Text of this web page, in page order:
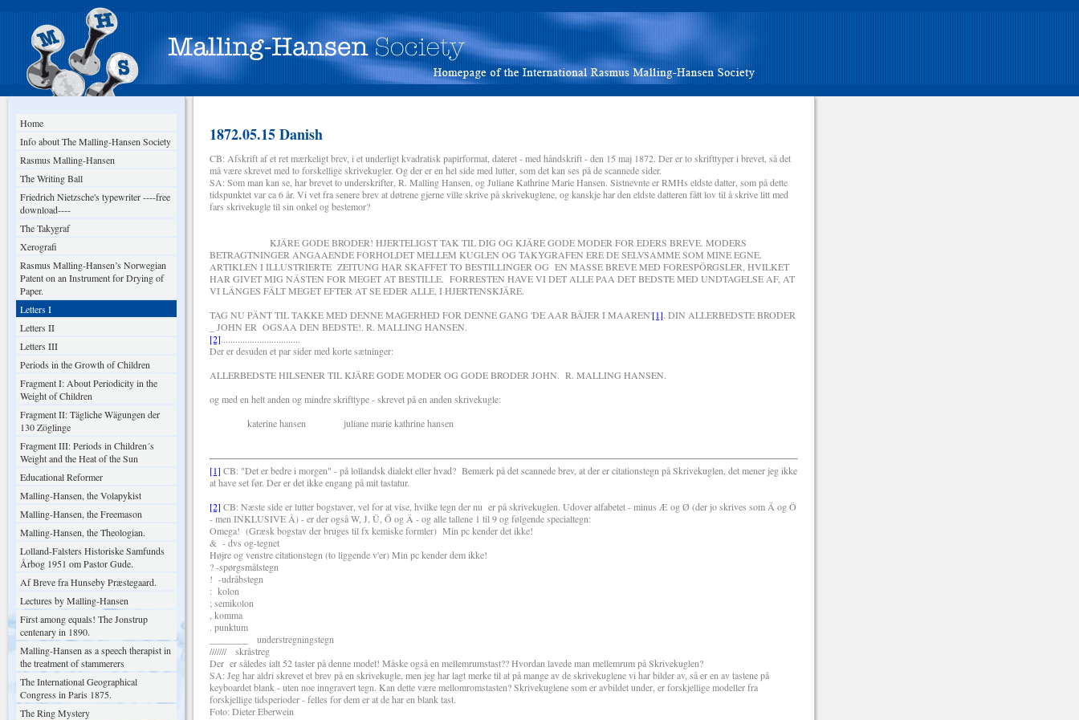
Home
Info about The Malling-Hansen Society
Rasmus Malling-Hansen
The Writing Ball
Friedrich Nietzsche's typewriter ----free
download----
The Takygraf
Xerografi
Rasmus Malling-Hansen’s Norwegian
Patent on an Instrument for Drying of
Paper.
Letters I
Letters II
Letters III
Periods in the Growth of Children
Fragment I: About Periodicity in the
Weight of Children
Fragment II: Tägliche Wägungen der
130 Zöglinge
Fragment III: Periods in Children´s
Weight and the Heat of the Sun
Educational Reformer
Malling-Hansen, the Volapykist
Malling-Hansen, the Freemason
Malling-Hansen, the Theologian.
Lolland-Falsters Historiske Samfunds
Årbog 1951 om Pastor Gude.
Af Breve fra Hunseby Præstegaard.
Lectures by Malling-Hansen
First among equals! The Jonstrup
centenary in 1890.
Malling-Hansen as a speech therapist in
the treatment of stammerers
The International Geographical
Congress in Paris 1875.
The Ring Mystery
1872.05.15 Danish
CB: Afskrift af et ret mærkeligt brev, i et underligt kvadratisk papirformat, dateret - med håndskrift - den 15 maj 1872. Der er to skrifttyper i brevet, så det
må være skrevet med to forskellige skrivekugler. Og der er en hel side med lutter, som det kan ses på de scannede sider.
SA: Som man kan se, har brevet to underskrifter, R. Malling Hansen, og Juliane Kathrine Marie Hansen. Sistnevnte er RMHs eldste datter, som på dette
tidspunktet var ca 6 år. Vi vet fra senere brev at døtrene gjerne ville skrive på skrivekuglene, og kanskje har den eldste datteren fått lov til å skrive litt med
fars skrivekugle til sin onkel og bestemor?
KJÄRE GODE BRODER! HJERTELIGST TAK TIL DIG OG KJÄRE GODE MODER FOR EDERS BREVE. MODERS
BETRAGTNINGER ANGAAENDE FORHOLDET MELLEM KUGLEN OG TAKYGRAFEN ERE DE SELVSAMME SOM MINE EGNE.
ARTIKLEN I ILLUSTRIERTE ZEITUNG HAR SKAFFET TO BESTILLINGER OG EN MASSE BREVE MED FORESPÖRGSLER, HVILKET
HAR GIVET MIG NÄSTEN FOR MEGET AT BESTILLE. FORRESTEN HAVE VI DET ALLE PAA DET BEDSTE MED UNDTAGELSE AF, AT
VI LÄNGES FÄLT MEGET EFTER AT SE EDER ALLE, I HJERTENSKJÄRE.
TAG NU PÄNT TIL TAKKE MED DENNE MAGERHED FOR DENNE GANG 'DE AAR BÄJER I MAAREN'[1]. DIN ALLERBEDSTE BRODER
_ JOHN ER OGSAA DEN BEDSTE!. R. MALLING HANSEN.
[2].................................
Der er desuden et par sider med korte sætninger:
ALLERBEDSTE HILSENER TIL KJÄRE GODE MODER OG GODE BRODER JOHN. R. MALLING HANSEN.
og med en helt anden og mindre skrifttype - skrevet på en anden skrivekugle:
katerine hansen juliane marie kathrine hansen
[1] CB: "Det er bedre i morgen" - på lollandsk dialekt eller hvad? Bemærk på det scannede brev, at der er citationstegn på Skrivekuglen, det mener jeg ikke
at have set før. Der er det ikke engang på mit tastatur.
[2] CB: Næste side er lutter bogstaver, vel for at vise, hvilke tegn der nu er på skrivekuglen. Udover alfabetet - minus Æ og Ø (der jo skrives som Ä og Ö
- men INKLUSIVE Å) - er der også W, J, Ü, Ö og Ä - og alle tallene 1 til 9 og følgende specialtegn:
Omega! (Græsk bogstav der bruges til fx kemiske formler) Min pc kender det ikke!
& - dvs og-tegnet
Højre og venstre citationstegn (to liggende v'er) Min pc kender dem ikke!
? -spørgsmålstegn
! -udråbstegn
: kolon
; semikolon
, komma
. punktum
understregningstegn
///////
skråstreg
Der er således ialt 52 taster på denne model! Måske også en mellemrumstast?? Hvordan lavede man mellemrum på Skrivekuglen?
SA: Jeg har aldri skrevet et brev på en skrivekugle, men jeg har lagt merke til at på mange av de skrivekuglene vi har bilder av, så er en av tastene på
keyboardet blank - uten noe inngravert tegn. Kan dette være mellomromstasten? Skrivekuglene som er avbildet under, er forskjellige modeller fra
forskjellige tidsperioder - felles for dem er at de har en blank tast.
Foto: Dieter Eberwein